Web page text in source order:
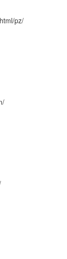
pz/